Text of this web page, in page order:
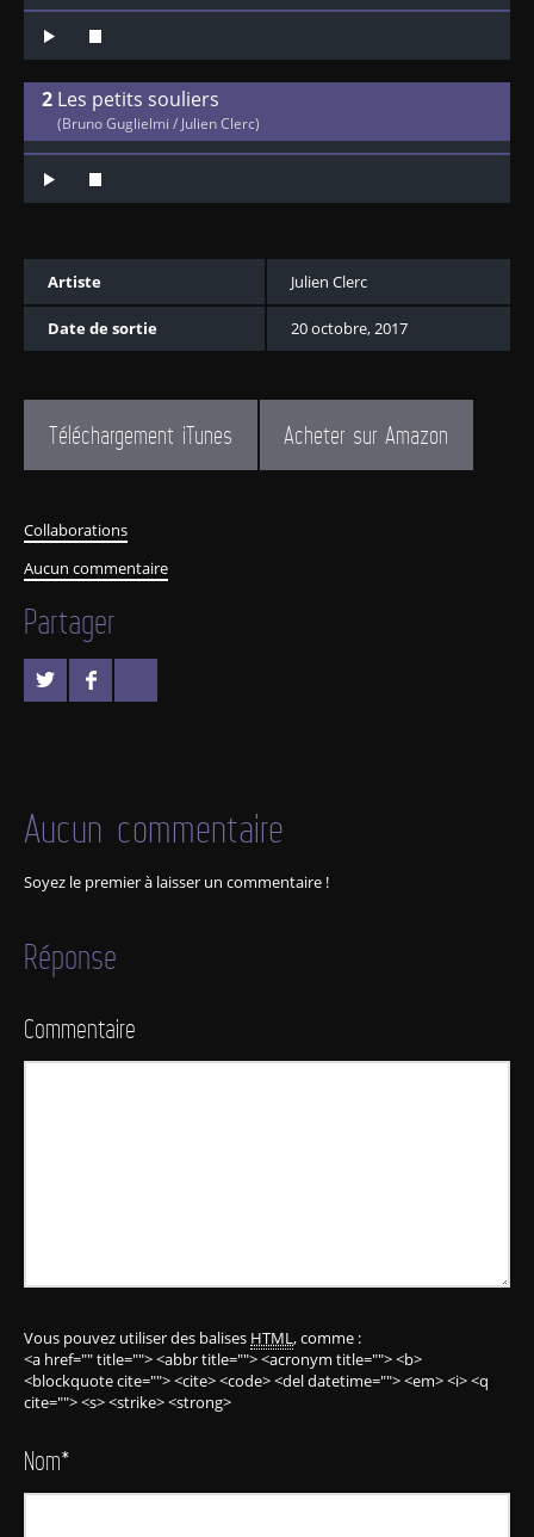
Les petits souliers
(Bruno Guglielmi / Julien Clerc)
Artiste Julien Clerc
Date de sortie 20 octobre, 2017
Téléchargement iTunes Acheter sur Amazon
Collaborations
Aucun commentaire
Partager
Aucun commentaire
Soyez le premier à laisser un commentaire !
Réponse
Commentaire
Vous pouvez utiliser des balises HTML, comme :
<a href="" title=""> <abbr title=""> <acronym title=""> <b>
<blockquote cite=""> <cite> <code> <del datetime=""> <em> <i> <q
cite=""> <s> <strike> <strong>
Nom*